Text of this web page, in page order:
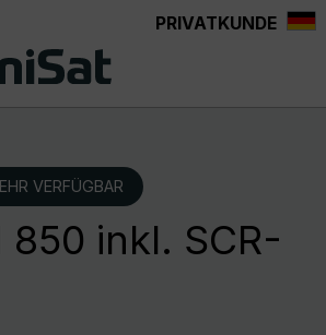
PRIVATKUNDE
VERFÜGBAR
850 inkl. SCR-